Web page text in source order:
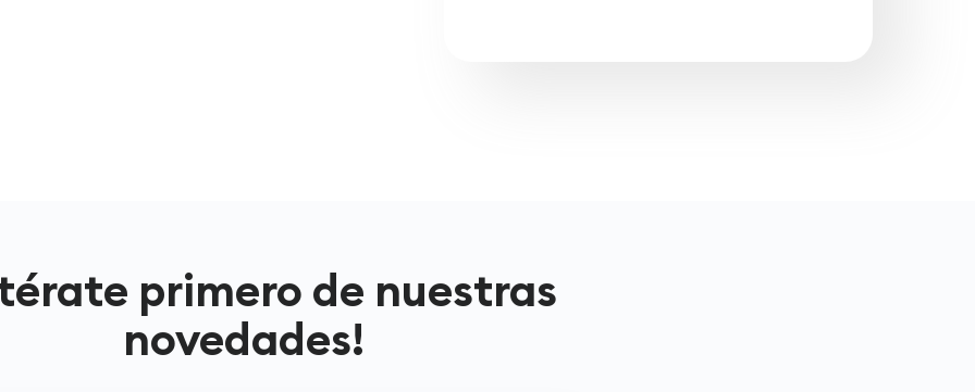
primero de nuestras
novedades!